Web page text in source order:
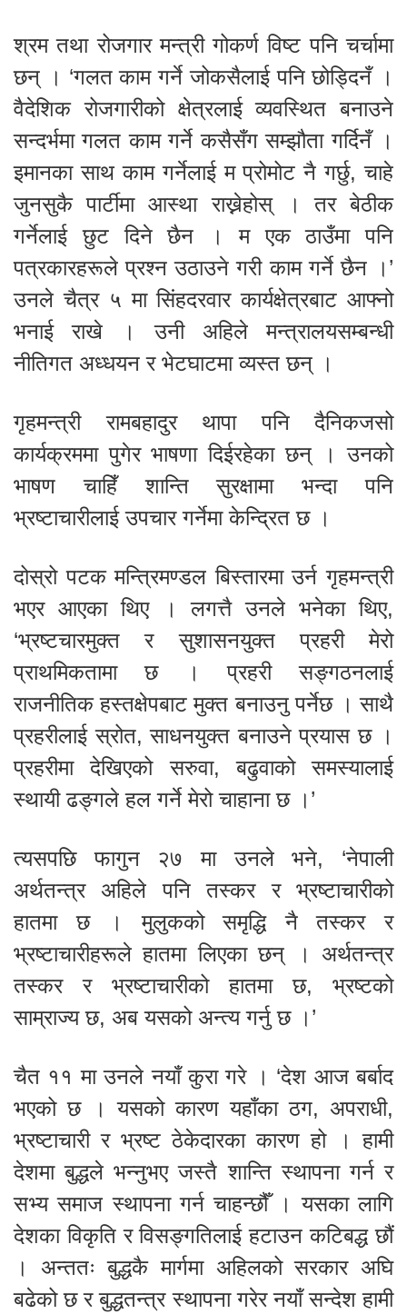
श्रम तथा रोजगार मन्त्री गोकर्ण विष्ट पनि चर्चामा
छन् । ‘गलत काम गर्ने जोकसैलाई पनि छोड्दिनँ ।
वैदेशिक रोजगारीको क्षेत्रलाई व्यवस्थित बनाउने
सन्दर्भमा गलत काम गर्ने कसैसँग सम्झौता गर्दिनँ ।
इमानका साथ काम गर्नेलाई म प्रोमोट नै गर्छु, चाहे
जुनसुकै पार्टीमा आस्था राख्नेहोस् । तर बेठीक
गर्नेलाई छुट दिने छैन । म एक ठाउँमा पनि
पत्रकारहरूले प्रश्न उठाउने गरी काम गर्ने छैन ।’
उनले चैत्र ५ मा सिंहदरवार कार्यक्षेत्रबाट आफ्नो
भनाई राखे । उनी अहिले मन्त्रालयसम्बन्धी
नीतिगत अध्धयन र भेटघाटमा व्यस्त छन् ।
गृहमन्त्री रामबहादुर थापा पनि दैनिकजसो
कार्यक्रममा पुगेर भाषणा दिईरहेका छन् । उनको
भाषण चाहिँ शान्ति सुरक्षामा भन्दा पनि
भ्रष्टाचारीलाई उपचार गर्नेमा केन्द्रित छ ।
दोस्रो पटक मन्त्रिमण्डल बिस्तारमा उर्न गृहमन्त्री
भएर आएका थिए । लगत्तै उनले भनेका थिए,
‘भ्रष्टचारमुक्त र सुशासनयुक्त प्रहरी मेरो
प्राथमिकतामा छ । प्रहरी सङ्गठनलाई
राजनीतिक हस्तक्षेपबाट मुक्त बनाउनु पर्नेछ । साथै
प्रहरीलाई स्रोत, साधनयुक्त बनाउने प्रयास छ ।
प्रहरीमा देखिएको सरुवा, बढुवाको समस्यालाई
स्थायी ढङ्गले हल गर्ने मेरो चाहाना छ ।’
त्यसपछि फागुन २७ मा उनले भने, ‘नेपाली
अर्थतन्त्र अहिले पनि तस्कर र भ्रष्टाचारीको
हातमा छ । मुलुकको समृद्धि नै तस्कर र
भ्रष्टाचारीहरूले हातमा लिएका छन् । अर्थतन्त्र
तस्कर र भ्रष्टाचारीको हातमा छ, भ्रष्टको
साम्राज्य छ, अब यसको अन्त्य गर्नु छ ।’
चैत ११ मा उनले नयाँ कुरा गरे । ‘देश आज बर्बाद
भएको छ । यसको कारण यहाँका ठग, अपराधी,
भ्रष्टाचारी र भ्रष्ट ठेकेदारका कारण हो । हामी
देशमा बुद्धले भन्नुभए जस्तै शान्ति स्थापना गर्न र
सभ्य समाज स्थापना गर्न चाहन्छौँ । यसका लागि
देशका विकृति र विसङ्गतिलाई हटाउन कटिबद्ध छौं
। अन्ततः बुद्धकै मार्गमा अहिलको सरकार अघि
बढेको छ र बुद्धतन्त्र स्थापना गरेर नयाँ सन्देश हामी